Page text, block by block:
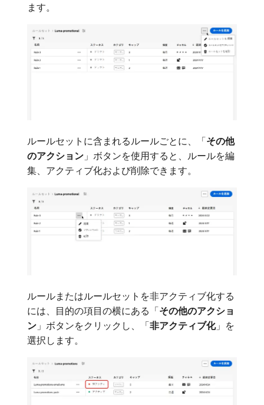
ます。
ルールセットに含まれるルールごとに、「その他
のアクション 」ボタンを使用すると、ルールを編
集、アクティブ化および削除できます。
ルールまたはルールセットを非アクティブ化する
には、目的の項目の横にある「その他のアクショ
ン 」ボタンをクリックし、「非アクティブ化」を
選択します。